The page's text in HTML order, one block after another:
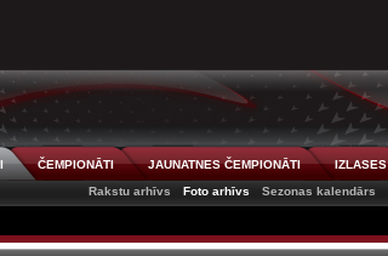
ČEMPIONĀTI JAUNATNES ČEMPIONĀTI IZLASES
Rakstu arhīvs
Foto arhīvs Sezonas kalendārs